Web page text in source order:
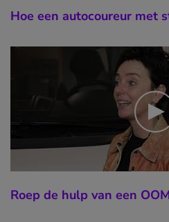
Hoe een autocoureur met
Roep de hulp van een